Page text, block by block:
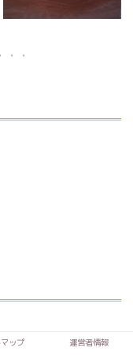
ップ 運営者情報